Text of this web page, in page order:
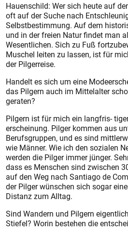
Hauenschild: Wer sich heute auf
oft auf der Suche nach
Selbstbestimmung. Auf dem
und in der freien Natur findet man
Wesentlichen. Sich zu Fuß
Muschel leiten zu lassen, ist für
der Pilgerreise.
Handelt es sich um eine
das Pilgern auch im Mittelalter
geraten?
Pilgern ist für mich ein langfris-
erscheinung. Pilger kommen aus
Berufsgruppen, und es sind
wie Männer. Wie ich den sozialen
werden die Pilger immer jünger.
dass es Menschen sind zwischen
auf den Weg nach Santiago de
der Pilger wünschen sich sogar
Distanz zum Alltag.
Sind Wandern und Pilgern
Stiefel? Worin bestehen die